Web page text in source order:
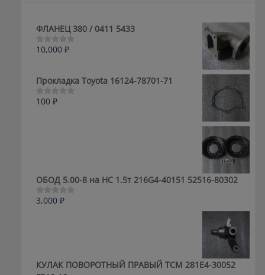
ФЛАНЕЦ 380 / 0411 5433
Оценка
5
10,000 ₽
Прокладка Toyota 16124-78701-71
Оценка
100 ₽
ОБОД 5.00-8 на HC 1.5т 216G4-40151 52516-80302
Оценка
3,000 ₽
КУЛАК ПОВОРОТНЫЙ ПРАВЫЙ ТСМ 281E4-30052